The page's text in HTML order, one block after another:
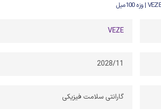
VEZE
2028/11
گارانتی سلامت فیزیکی